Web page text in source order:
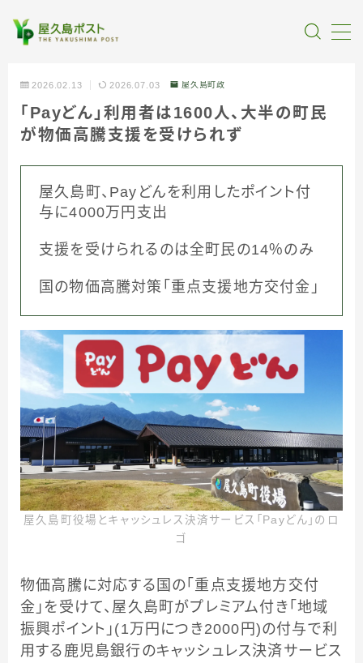
全記事カテゴリー
私たちについて
受賞・報道
情報提供
2026.02.13 2026.07.03 屋久島町政
「Payどん」利用者は1600人、大半の町民
が物価高騰支援を受けられず
屋久島町、Payどんを利用したポイント付
与に4000万円支出
支援を受けられるのは全町民の14％のみ
国の物価高騰対策「重点支援地方交付金」
屋久島町役場とキャッシュレス決済サービス「Payどん」のロ
ゴ
物価高騰に対応する国の「重点支援地方交付
金」を受けて、屋久島町がプレミアム付き「地域
振興ポイント」(1万円につき2000円)の付与で利
用する鹿児島銀行のキャッシュレス決済サービス